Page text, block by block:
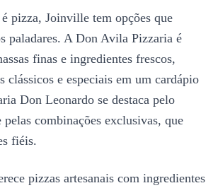
pizza, Joinville tem opções que
paladares. A Don Avila Pizzaria é
finas e ingredientes frescos,
clássicos e especiais em um cardápio
Don Leonardo se destaca pelo
combinações exclusivas, que
fiéis.
pizzas artesanais com ingredientes